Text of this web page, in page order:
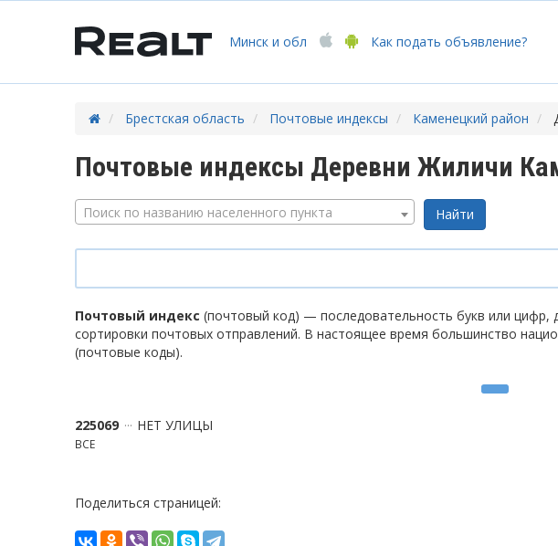
Минск и обл Как подать объявление?
Брестская область Почтовые индексы Каменецкий район
Почтовые индексы Деревни Жиличи
Поиск по названию населенного пункта
Почтовый индекс (почтовый код) — последовательность букв или цифр,
сортировки почтовых отправлений. В настоящее время большинство
(почтовые коды).
225069 НЕТ УЛИЦЫ
ВСЕ
Поделиться страницей: